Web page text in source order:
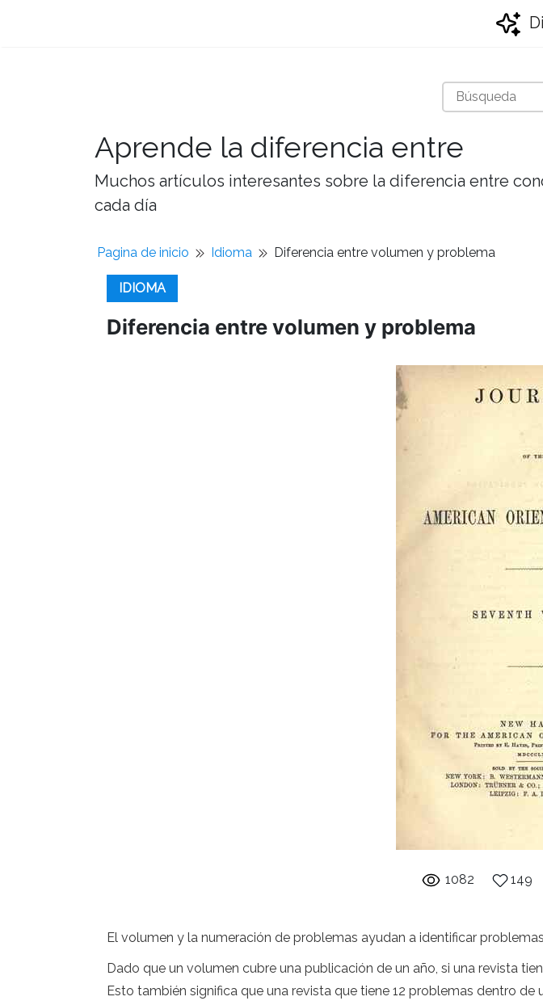
Aprende la diferencia entre
Muchos artículos interesantes sobre la diferencia entre
cada día
Pagina de inicio Idioma Diferencia entre volumen y problema
IDIOMA
Diferencia entre volumen y problema
1082 149
El volumen y la numeración de problemas ayudan a identificar
Dado que un volumen cubre una publicación de un año, si una revista
Esto también significa que una revista que tiene 12 problemas dentro